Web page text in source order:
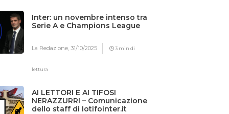
Inter: un novembre intenso tra
Serie A e Champions League
La Redazione,31/10/2025 3 min di
lettura
AI LETTORI E AI TIFOSI
NERAZZURRI – Comunicazione
dello staff di Iotifointer.it